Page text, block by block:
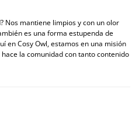
Nos mantiene limpios y con un olor
es una forma estupenda de
en Cosy Owl, estamos en una misión
la comunidad con tanto contenido